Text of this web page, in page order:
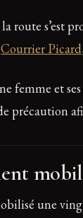
route s’est
Courrier Picard
femme et
précaution
une